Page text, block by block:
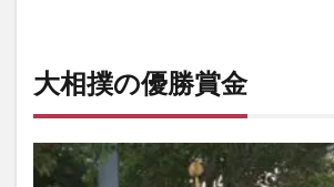
大相撲の優勝賞金